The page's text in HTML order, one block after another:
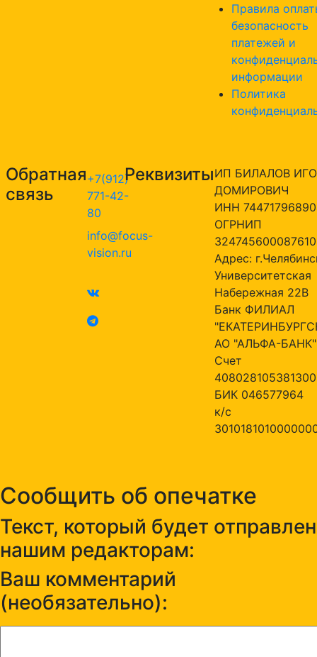
Правила
безопасность
платежей и
информации
Политика
Обратная
связь
+7(912)
771-42-
80
info@focus-
vision.ru
РеквизитыИП БИЛАЛОВ
ДОМИРОВИЧ
ИНН
ОГРНИП
324745600087610
Адрес:
Университетская
Набережная 22В
Банк ФИЛИАЛ
АО "АЛЬФА-БАНК"
Счет
БИК 046577964
к/с
Сообщить об опечатке
Текст, который будет отправлен
нашим редакторам:
Ваш комментарий
(необязательно):